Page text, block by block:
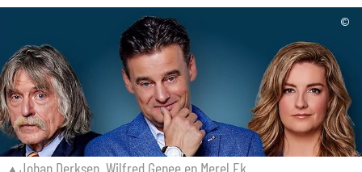
©
Johan Derksen, Wilfred Genee en Merel Ek